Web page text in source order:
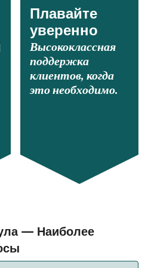
Плавайте
уверенно
Высококлассная
поддержка
клиентов, когда
это необходимо.
— Наиболее